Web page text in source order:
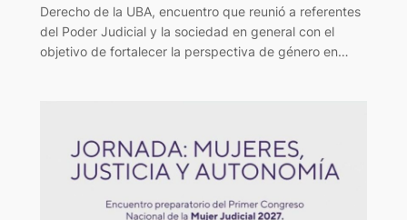
Derecho de la UBA, encuentro que reunió a referentes
del Poder Judicial y la sociedad en general con el
objetivo de fortalecer la perspectiva de género en…